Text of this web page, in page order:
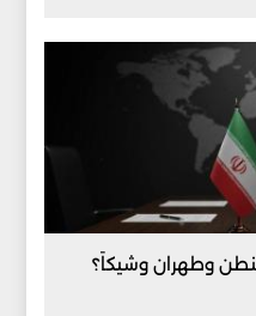
وطهران وشيكاً؟